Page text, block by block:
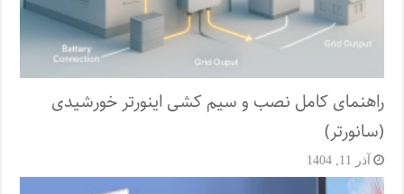
راهنمای کامل نصب و سیم کشی اینورتر خورشیدی
(سانورتر)
آذر 11, 1404